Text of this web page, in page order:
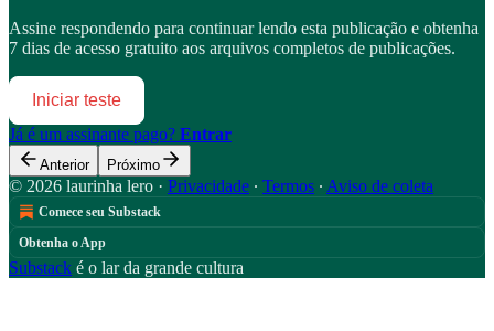
Assine respondendo para continuar lendo esta publicação e obtenha
7 dias de acesso gratuito aos arquivos completos de publicações.
Iniciar teste
Já é um assinante pago? Entrar
Anterior Próximo
© 2026 laurinha lero · Privacidade ∙ Termos ∙ Aviso de coleta
Comece seu Substack
Obtenha o App
Substack é o lar da grande cultura